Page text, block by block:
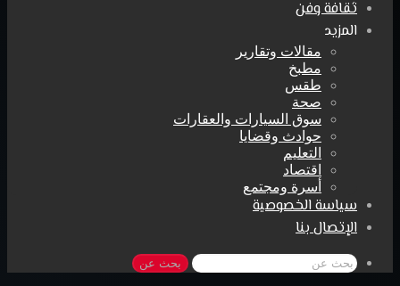
ثقافة وفن
المزيد
مقالات وتقارير
مطبخ
طقس
صحة
سوق السيارات والعقارات
حوادث وقضايا
التعليم
اقتصاد
أسرة ومجتمع
سياسة الخصوصية
الإتصال بنا
بحث عن